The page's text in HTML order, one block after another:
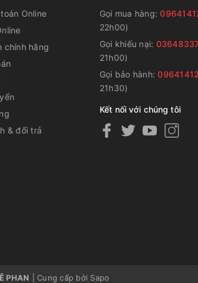
Online
chính hãng
& đổi trả
Gọi mua hàng:
22h00)
Gọi khiếu nại:
21h00)
Gọi bảo hành:
21h30)
Kết nối với chúng tôi
PHAN Cung cấp bởi Sapo